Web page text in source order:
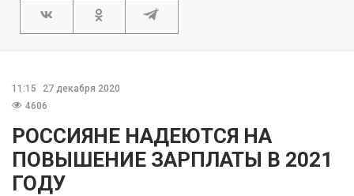
11:15
27 декабря 2020
4606
РОССИЯНЕ НАДЕЮТСЯ НА
ПОВЫШЕНИЕ ЗАРПЛАТЫ В 2021
ГОДУ